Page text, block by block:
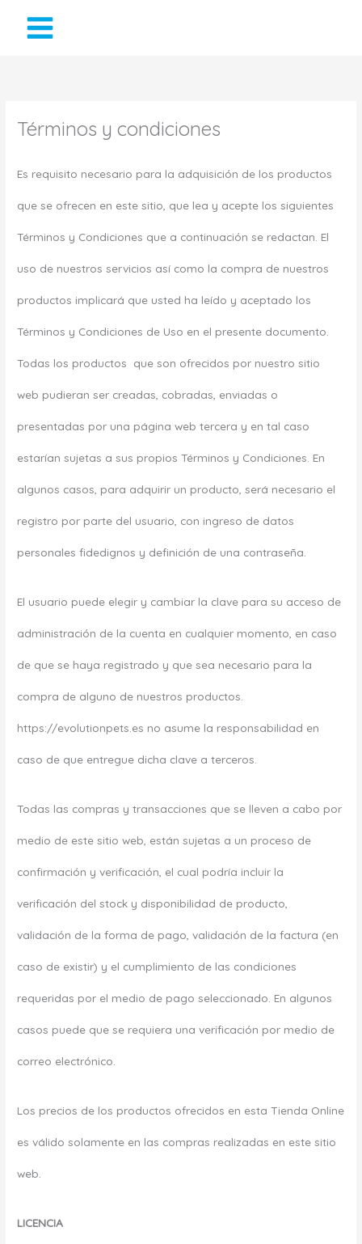
Términos y condiciones
Es requisito necesario para la adquisición de los productos
que se ofrecen en este sitio, que lea y acepte los siguientes
Términos y Condiciones que a continuación se redactan. El
uso de nuestros servicios así como la compra de nuestros
productos implicará que usted ha leído y aceptado los
Términos y Condiciones de Uso en el presente documento.
Todas los productos que son ofrecidos por nuestro sitio
web pudieran ser creadas, cobradas, enviadas o
presentadas por una página web tercera y en tal caso
estarían sujetas a sus propios Términos y Condiciones. En
algunos casos, para adquirir un producto, será necesario el
registro por parte del usuario, con ingreso de datos
personales fidedignos y definición de una contraseña.
El usuario puede elegir y cambiar la clave para su acceso de
administración de la cuenta en cualquier momento, en caso
de que se haya registrado y que sea necesario para la
compra de alguno de nuestros productos.
https://evolutionpets.es no asume la responsabilidad en
caso de que entregue dicha clave a terceros.
Todas las compras y transacciones que se lleven a cabo por
medio de este sitio web, están sujetas a un proceso de
confirmación y verificación, el cual podría incluir la
verificación del stock y disponibilidad de producto,
validación de la forma de pago, validación de la factura (en
caso de existir) y el cumplimiento de las condiciones
requeridas por el medio de pago seleccionado. En algunos
casos puede que se requiera una verificación por medio de
correo electrónico.
Los precios de los productos ofrecidos en esta Tienda Online
es válido solamente en las compras realizadas en este sitio
web.
LICENCIA